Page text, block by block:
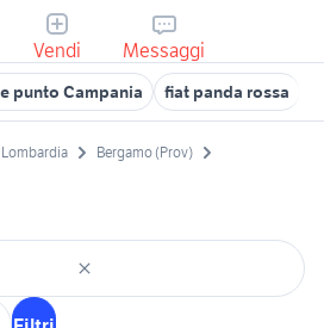
Vendi Messaggi
punto Campania fiat panda rossa
Lombardia
Bergamo (Prov)